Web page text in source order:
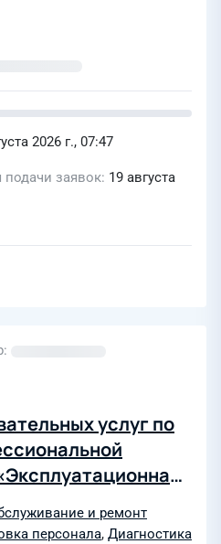
2026 г., 07:47
заявок 19 августа
услуг по
Хабаровский край
и ремонт
персонала, Диагностика